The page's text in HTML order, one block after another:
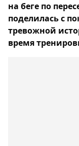
на беге по
поделилась с
тревожной
время